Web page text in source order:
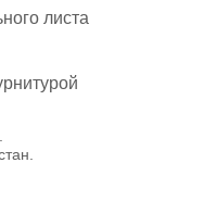
листа